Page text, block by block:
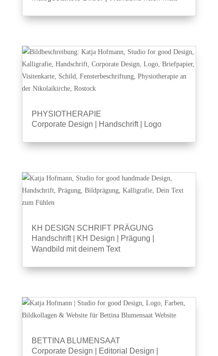
PHYSIOTHERAPIE
Corporate Design
Handschrift| Logo
KH DESIGN SCHRIFT PRÄGUNG
Handschrift| KH Design Prägung
Wandbild mit deinem Text
BETTINA BLUMENSAAT
Corporate Design
Editorial Design